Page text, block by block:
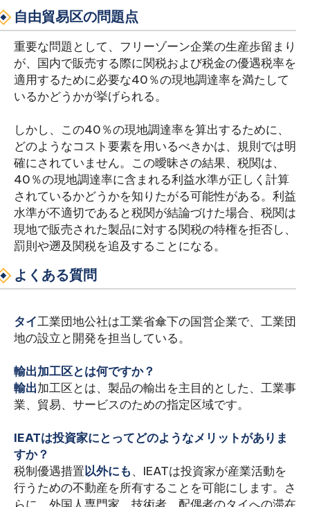
自由貿易区の問題点
重要な問題として、フリーゾーン企業の生産歩留まり
が、国内で販売する際に関税および税金の優遇税率を
適用するために必要な40％の現地調達率を満たして
いるかどうかが挙げられる。
しかし、この40％の現地調達率を算出するために、
どのようなコスト要素を用いるべきかは、規則では明
確にされていません。この曖昧さの結果、税関は、
40％の現地調達率に含まれる利益水準が正しく計算
されているかどうかを知りたがる可能性がある。利益
水準が不適切であると税関が結論づけた場合、税関は
現地で販売された製品に対する関税の特権を拒否し、
罰則や遡及関税を追及することになる。
よくある質問
‍タイ工業団地公社は工業省傘下の国営企業で、工業団
地の設立と開発を担当している。
‍輸出加工区とは何ですか？
‍輸出加工区とは、製品の輸出を主目的とした、工業事
業、貿易、サービスのための指定区域です。
IEATは投資家にとってどのようなメリットがありま
すか？
税制優遇措置以外にも、IEATは投資家が産業活動を
行うための不動産を所有することを可能にします。さ